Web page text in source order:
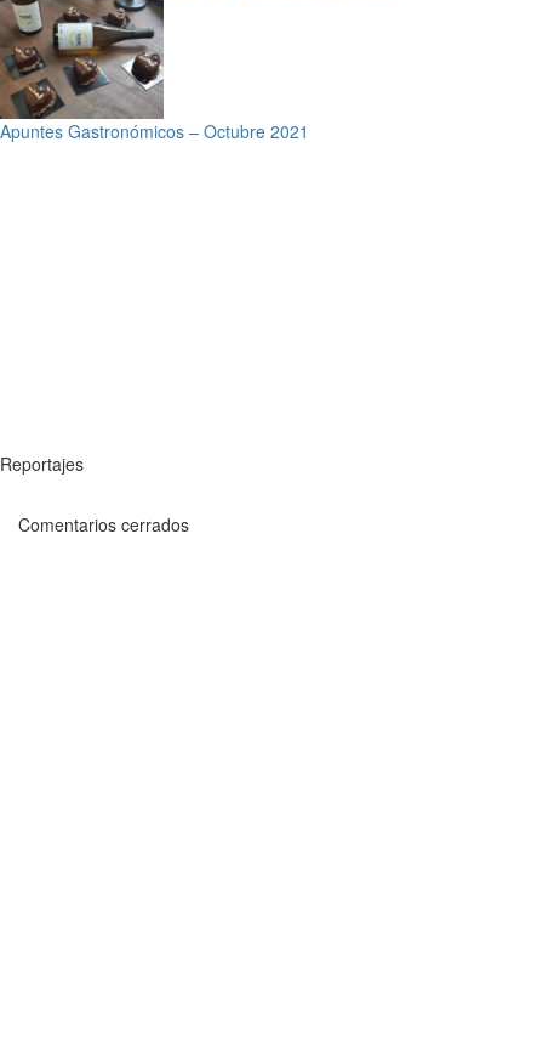
Apuntes Gastronómicos – Octubre 2021
Reportajes
Comentarios cerrados